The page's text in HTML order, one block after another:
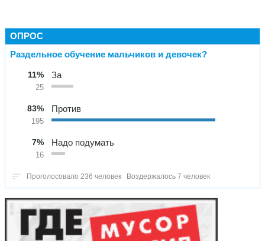
ОПРОС
Раздельное обучение мальчиков и девочек?
11%
25
За
83%
195
Против
7%
16
Надо подумать
Проголосовало 236 человек Воздержалось 7 человек